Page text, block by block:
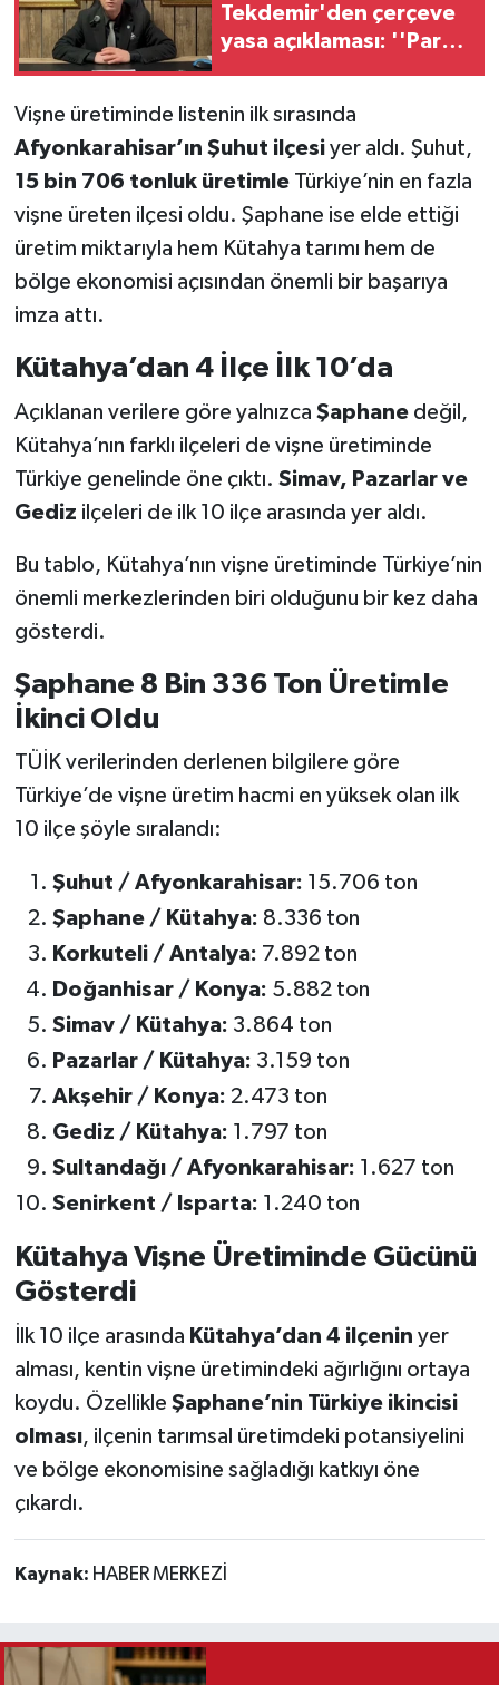
Tekdemir'den çerçeve
yasa açıklaması: ''Parti
Vişne üretiminde listenin ilk sırasında
Afyonkarahisar’ın Şuhut ilçesiyer aldı. Şuhut,
15 bin 706 tonluk üretimleTürkiye’nin en fazla
vişne üreten ilçesi oldu. Şaphane ise elde ettiği
üretim miktarıyla hem Kütahya tarımı hem de
bölge ekonomisi açısından önemli bir başarıya
imza attı.
Kütahya’dan 4 İlçe İlk 10’da
Açıklanan verilere göre yalnızca Şaphanedeğil,
Kütahya’nın farklı ilçeleri de vişne üretiminde
Türkiye genelinde öne çıktı. Simav, Pazarlar ve
Gediz ilçeleri de ilk 10 ilçe arasında yer aldı.
Bu tablo, Kütahya’nın vişne üretiminde Türkiye’nin
önemli merkezlerinden biri olduğunu bir kez daha
gösterdi.
Şaphane 8 Bin 336 Ton Üretimle
İkinci Oldu
TÜİK verilerinden derlenen bilgilere göre
Türkiye’de vişne üretim hacmi en yüksek olan ilk
10 ilçe şöyle sıralandı:
Şuhut / Afyonkarahisar: 15.706 ton
Şaphane / Kütahya: 8.336 ton
Korkuteli / Antalya: 7.892 ton
Doğanhisar / Konya: 5.882 ton
Simav / Kütahya: 3.864 ton
Pazarlar / Kütahya: 3.159 ton
Akşehir / Konya: 2.473 ton
Gediz / Kütahya: 1.797 ton
Sultandağı / Afyonkarahisar: 1.627 ton
Senirkent / Isparta: 1.240 ton
Kütahya Vişne Üretiminde Gücünü
Gösterdi
İlk 10 ilçe arasında Kütahya’dan 4 ilçenin yer
alması, kentin vişne üretimindeki ağırlığını ortaya
koydu. Özellikle Şaphane’nin Türkiye ikincisi
olması, ilçenin tarımsal üretimdeki potansiyelini
ve bölge ekonomisine sağladığı katkıyı öne
çıkardı.
Kaynak: HABER MERKEZİ
Vasıta
Vefat Haberleri
Yaşam